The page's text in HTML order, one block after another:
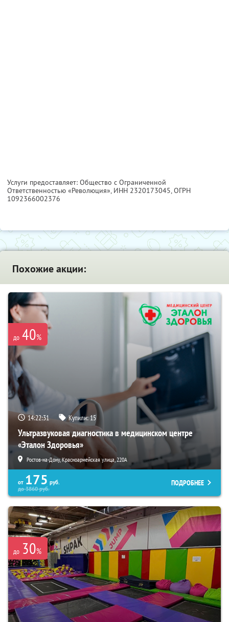
Услуги предоставляет: Общество с Ограниченной
Ответственностью «Революция», ИНН 2320173045, ОГРН
1092366002376
Похожие акции:
до 40%
14:22:30 Купили:15
Ультразвуковая диагностика в медицинском центре
«Эталон Здоровья»
Ростов-на-Дону, Красноармейская улица, 220А
от 175 руб.
до3860руб.
ПОДРОБНЕЕ
до 30%